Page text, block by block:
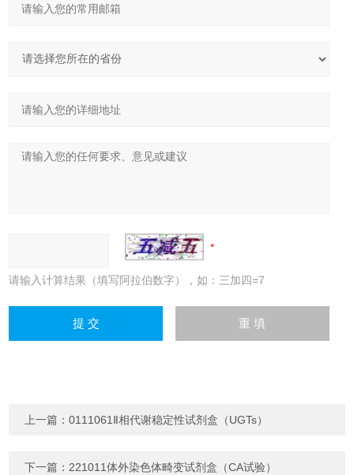
请输入计算结果（填写阿拉伯数字），如：三加四=7
上一篇：0111061Ⅱ相代谢稳定性试剂盒（UGTs）
下一篇： 221011体外染色体畸变试剂盒（CA试验）